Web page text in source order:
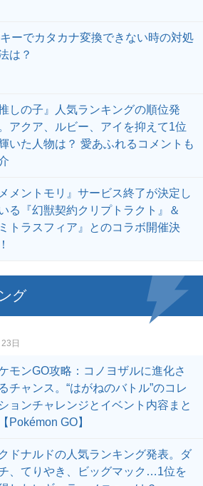
ーでカタカナ変換できない時の対処
は？
推しの子』人気ランキングの順位発
アクア、ルビー、アイを抑えて1位
いた人物は？ 愛あふれるコメントも
メメントモリ』サービス終了が決定し
る『幻獣契約クリプトラクト』＆
ミトラスフィア』とのコラボ開催決
グ
日
モンGO攻略：コノヨザルに進化さ
チャンス。“はがねのバトル”のコレ
ョンチャレンジとイベント内容まと
Pokémon GO】
ドナルドの人気ランキング発表。ダ
、てりやき、ビッグマック…1位を